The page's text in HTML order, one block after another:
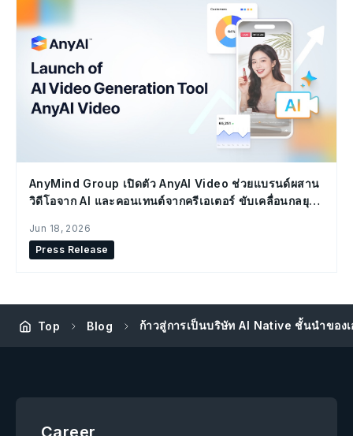
AnyMind Group เปิดตัว AnyAI Video ช่วยแบรนด์ผสาน
วิดีโอจาก AI และคอนเทนต์จากครีเอเตอร์ ขับเคลื่อนกลยุทธ์
Jun 18, 2026
Press Release
Top Blog ก้าวสู่การเป็นบริษัท AI Native ชั้นนำของเ
Career